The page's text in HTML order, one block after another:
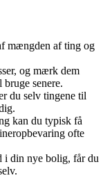
mængden af ting og
og mærk dem
senere.
du selv tingene til
kan du typisk få
ofte
i din nye bolig, får du